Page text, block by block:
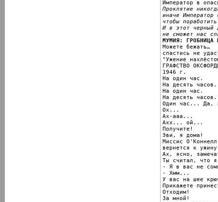
Проклятие
иначе
чтобы
И в этот черный
не сможет нас
МУМИЯ: ГРОБНИЦА
Можете бежать…
спастись не
"Ужение
ГРАФСТВО
1946 г.
На один час.
На десять часов.
На один час.
На десять часов.
Один час... Да,
Ох...
Ах-ааа...
Ахх... ой...
Получите!
Эви, я дома!
Миссис
вернется к
Ах, ясно,
Ты считал, что
- Я в вас не
- Хмм...
У вас на шее
Прикажете
Отходим!
За мной!